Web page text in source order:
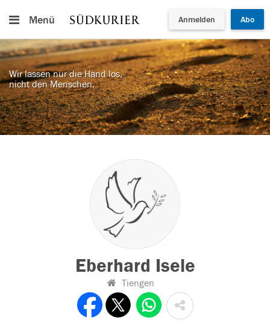
Menü Anmelden Abo
Wir lassen nur die Hand los,
nicht den Menschen.
Eberhard Isele
Tiengen